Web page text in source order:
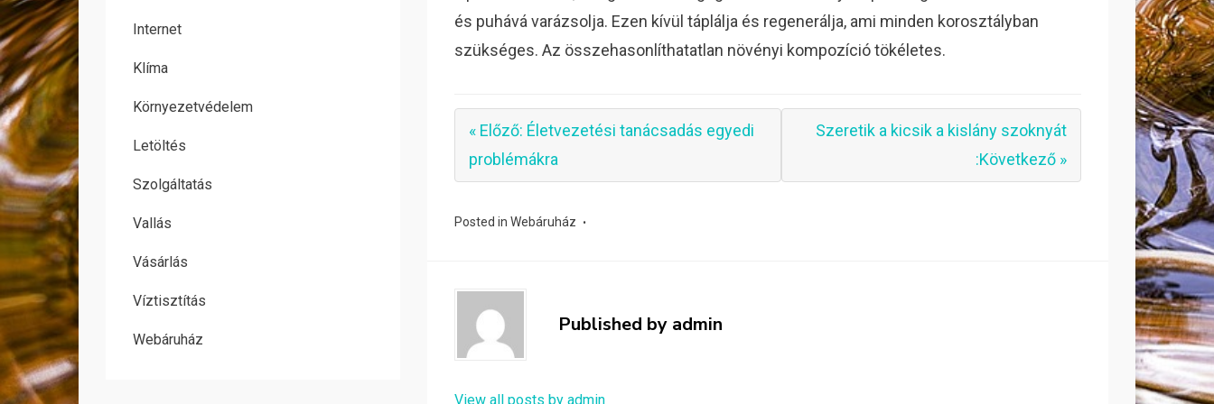
és puhává varázsolja. Ezen kívül táplálja és regenerálja, ami minden korosztályban
szükséges. Az összehasonlíthatatlan növényi kompozíció tökéletes.
« Előző: Életvezetési tanácsadás egyedi
problémákra
Szeretik a kicsik a kislány szoknyát
:Következő »
Posted inWebáruház
Published by admin
View all posts by admin
Internet
Klíma
Környezetvédelem
Letöltés
Szolgáltatás
Vallás
Vásárlás
Víztisztítás
Webáruház